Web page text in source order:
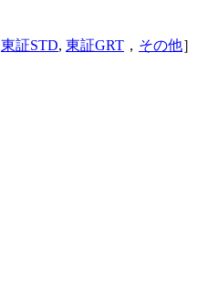
東証STD, 東証GRT ， その他］